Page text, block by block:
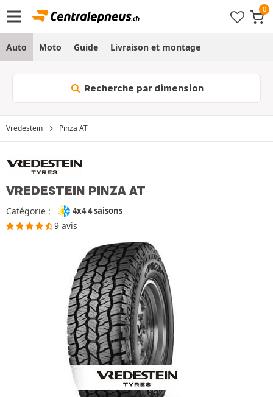
Auto Moto Guide Livraison et montage
Recherche par dimension
Vredestein Pinza AT
VREDESTEIN PINZA AT
Catégorie : 4x4 4 saisons
9 avis